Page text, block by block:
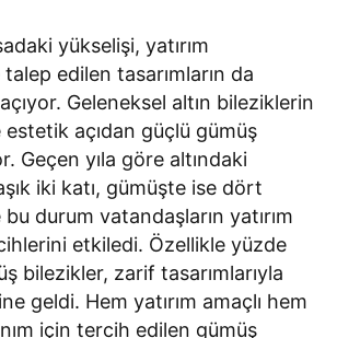
yükselişi, yatırım
edilen tasarımların da
Geleneksel altın bileziklerin
açıdan güçlü gümüş
Geçen yıla göre altındaki
iki katı, gümüşte ise dört
bu durum vatandaşların yatırım
etkiledi. Özellikle yüzde
bilezikler, zarif tasarımlarıyla
geldi. Hem yatırım amaçlı hem
için tercih edilen gümüş